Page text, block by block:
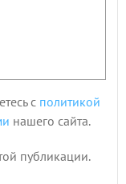
с политикой
нашего сайта.
публикации.